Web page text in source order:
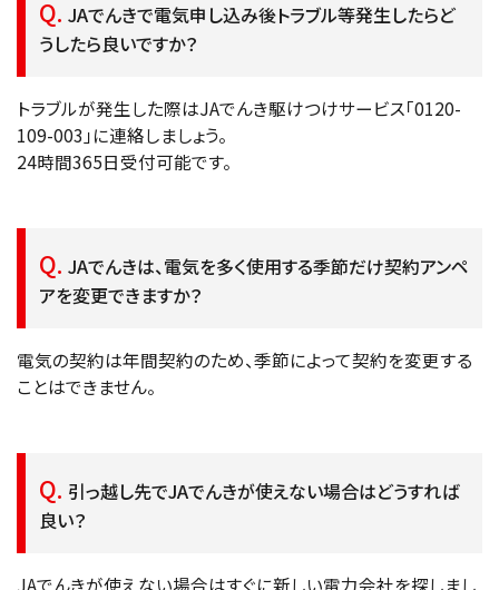
JAでんきで電気申し込み後トラブル等発生したらど
うしたら良いですか？
トラブルが発生した際はJAでんき駆けつけサービス「0120-
109-003」に連絡しましょう。
24時間365日受付可能です。
JAでんきは、電気を多く使用する季節だけ契約アンペ
アを変更できますか？
電気の契約は年間契約のため、季節によって契約を変更する
ことはできません。
引っ越し先でJAでんきが使えない場合はどうすれば
良い？
JAでんきが使えない場合はすぐに新しい電力会社を探しまし